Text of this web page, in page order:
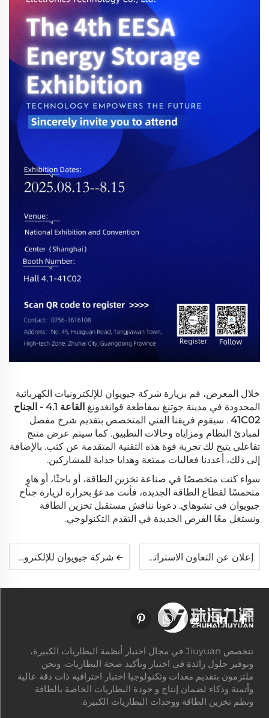
خلال المعرض، قم بزيارة شركة جيويوان للإلكترونيات الكهربائية
المحدودة في مدينة جوتنغ بمقاطعة قوانغدونغ
القاعة 4.1 - الجناح
41C02 . سيقوم فريقنا الفني المتخصص بتقديم شرح مفصل
لمبادئ النظام ومزاياه وحالات التطبيق. كما سيتم عرض منتج
تفاعلي يتيح لك تجربة قوة هذه التقنية المتقدمة عن كثب. بالإضافة
إلى ذلك، أعددنا فعاليات ممتعة وهدايا جذابة للمشاركين.
سواء كنت متخصصًا في صناعة تخزين الطاقة، أو باحثًا، أو هاوٍ
متحمسًا لقطاع الطاقة الجديدة، فأنت مدعوٌ بحرارة لزيارة جناح
جيويوان في تشوهاي. دعونا نناقش مستقبل تخزين الطاقة
ونستغل معًا الفرص الجديدة في التقدم التكنولوجي.
شركة جيويوان للإلكترونيات الكهربائية المحدودة، تشنغهاي، الصين إعلان عن التعاون الاستراتيجي: Unicomp وZhuhai Jiuyuan يتعاونان نحو مستقبل مشترك
تتخصص Jiuyuan في مجال اختبار أنظمة البطاريات الكبيرة،
وتوفير حلول رائدة في اختبار وتأكيد صحة البطاريات. ونحن
ملتزمون بتقديم معدات وتكنولوجيا اختبار احترافية ذات دقة عالية
وأتمتة وذكاء لضمان إنتاج و جودة البطاريات الخاصة بالطاقة
ونظم تخزين الطاقة ووحدات البطاريات الكبيرة.